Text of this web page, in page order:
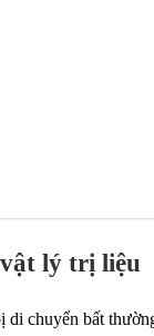
lý trị liệu
chuyển bất